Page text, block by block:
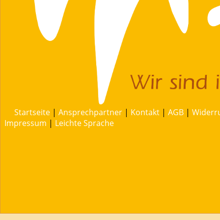
Startseite | Ansprechpartner | Kontakt | AGB |
Impressum | Leichte Sprache